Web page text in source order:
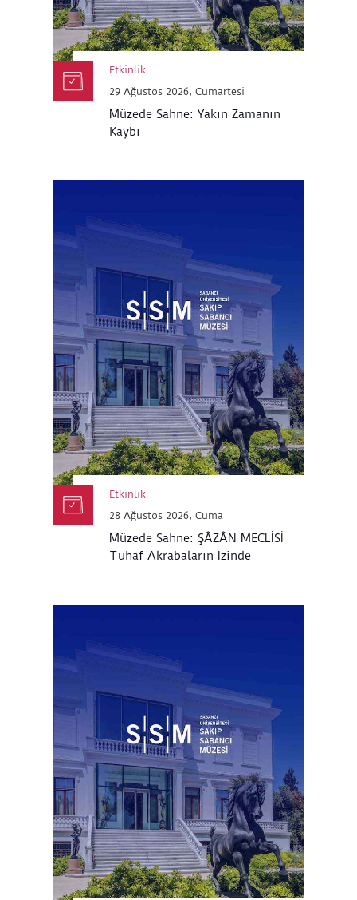
Etkinlik
29 Ağustos 2026, Cumartesi
Müzede Sahne: Yakın Zamanın
Kaybı
Etkinlik
28 Ağustos 2026, Cuma
Müzede Sahne: ŞÂZÂN MECLİSİ
Tuhaf Akrabaların İzinde